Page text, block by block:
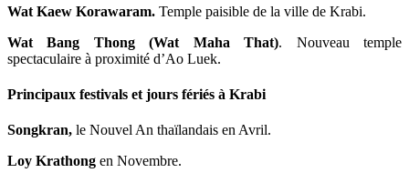
Wat Kaew Korawaram. Temple paisible de la ville de Krabi.
Wat Bang Thong (Wat Maha That). Nouveau temple
spectaculaire à proximité d’Ao Luek.
Principaux festivals et jours fériés à Krabi
Songkran, le Nouvel An thaïlandais en Avril.
Loy Krathong en Novembre.